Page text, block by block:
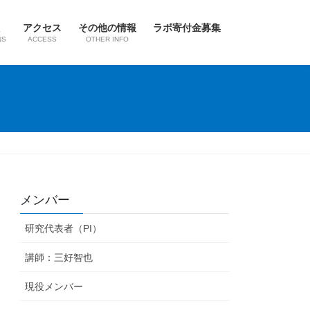
アクセス
ACCESS
その他の情報
OTHER INFO
ラボ寄付金募集
メンバー
研究代表者（PI）
講師：三好智也
現役メンバー